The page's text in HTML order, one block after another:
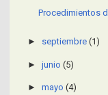
Procedimientos
► septiembre (1)
► junio (5)
► mayo (4)